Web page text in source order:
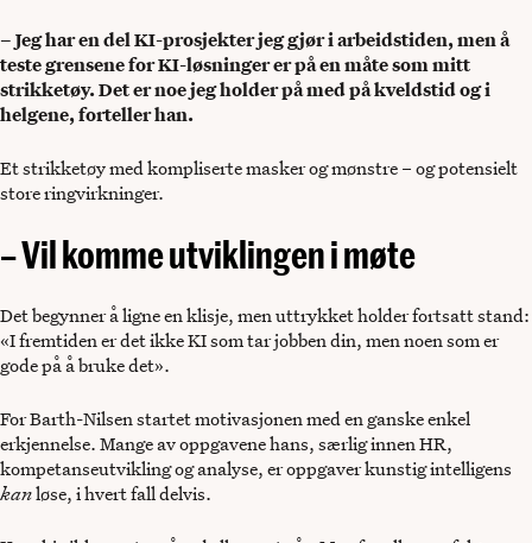
– Jeg har en del KI-prosjekter jeg gjør i arbeidstiden, men å
teste grensene for KI-løsninger er på en måte som mitt
strikketøy. Det er noe jeg holder på med på kveldstid og i
helgene, forteller han.
Et strikketøy med kompliserte masker og mønstre – og potensielt
store ringvirkninger.
– Vil komme utviklingen i møte
Det begynner å ligne en klisje, men uttrykket holder fortsatt stand:
«I fremtiden er det ikke KI som tar jobben din, men noen som er
gode på å bruke det».
For Barth-Nilsen startet motivasjonen med en ganske enkel
erkjennelse. Mange av oppgavene hans, særlig innen HR,
kompetanseutvikling og analyse, er oppgaver kunstig intelligens
kanløse, i hvert fall delvis.